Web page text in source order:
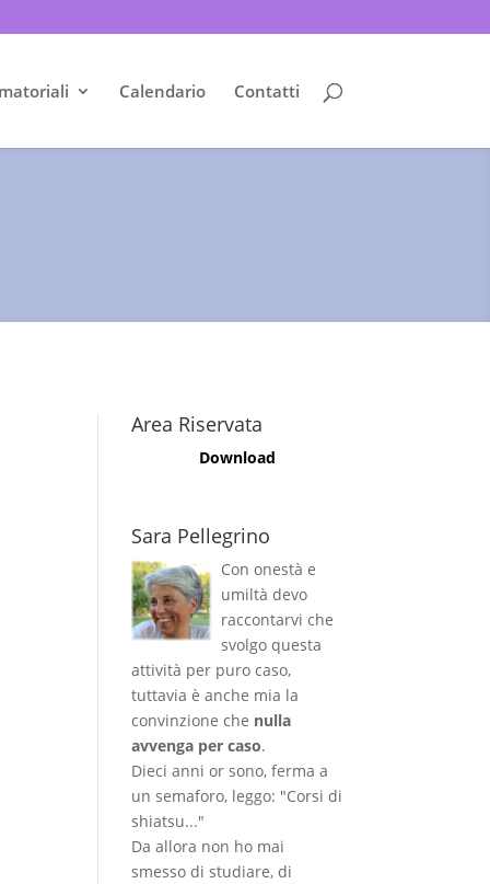
Calendario Contatti
Area Riservata
Download
Sara Pellegrino
Con onestà e
umiltà devo
raccontarvi che
svolgo questa
attività per puro caso,
tuttavia è anche mia la
convinzione che nulla
avvenga per caso.
Dieci anni or sono, ferma a
un semaforo, leggo: "Corsi di
shiatsu..."
Da allora non ho mai
smesso di studiare, di